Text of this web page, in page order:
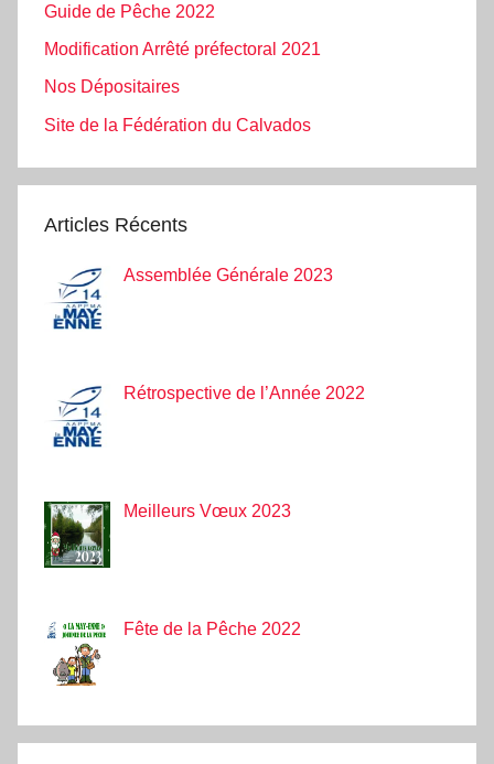
Guide de Pêche 2022
Modification Arrêté préfectoral 2021
Nos Dépositaires
Site de la Fédération du Calvados
Articles Récents
Assemblée Générale 2023
Rétrospective de l’Année 2022
Meilleurs Vœux 2023
Fête de la Pêche 2022